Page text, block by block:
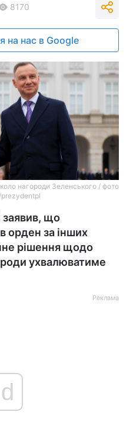
8170
на нас в Google
нагороди Зеленського / фото
заявив, що
орден за інших
рішення щодо
ухвалюватиме
Реклама